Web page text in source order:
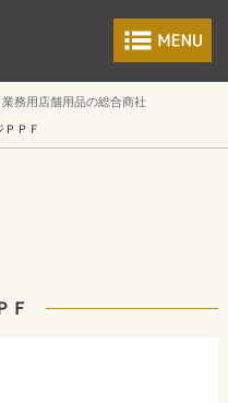
食品包装容器と
務用店舗用品の総合商社
ＰＦ
Ｆ